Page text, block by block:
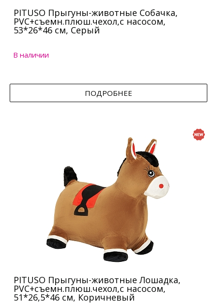
PITUSO Прыгуны-животные Собачка,
PVC+съемн.плюш.чехол,с насосом,
53*26*46 см, Серый
В наличии
ПОДРОБНЕЕ
PITUSO Прыгуны-животные Лошадка,
PVC+съемн.плюш.чехол,с насосом,
51*26,5*46 см, Коричневый